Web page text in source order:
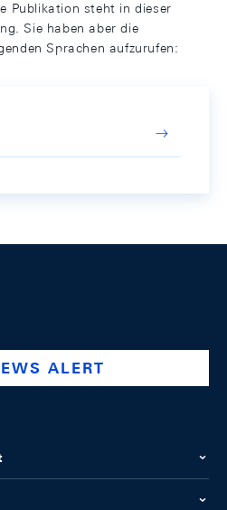
Publikation steht in dieser
Sie haben aber die
Sprachen aufzurufen:
company/swiss-national-
@swissnationalbank
ALERT